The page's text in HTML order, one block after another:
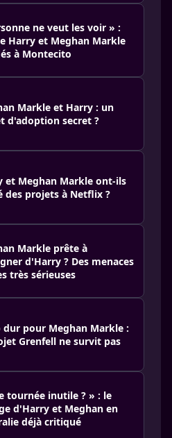
ne veut les voir » :
Harry et Meghan Markle
à Montecito
Markle et Harry : un
d'adoption secret ?
et Meghan Markle ont-ils
des projets à Netflix ?
Markle prête à
d'Harry ? Des menaces
très sérieuses
dur pour Meghan Markle :
Grenfell ne survit pas
tournée inutile ? » : le
d'Harry et Meghan en
déjà critiqué